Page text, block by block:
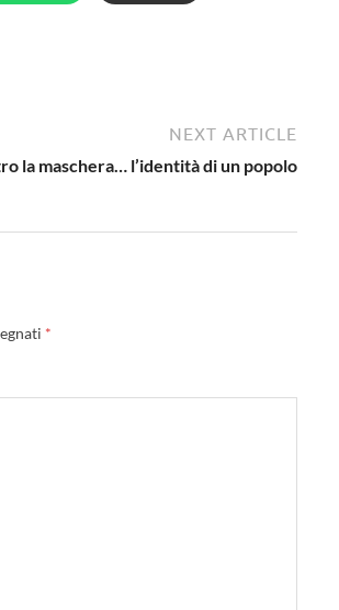
NEXT ARTICLE
la maschera… l’identità di un popolo
*